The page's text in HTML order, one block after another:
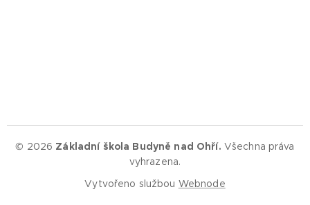
© 2026 Základní škola Budyně nad Ohří. Všechna práva
vyhrazena.
Vytvořeno službou Webnode